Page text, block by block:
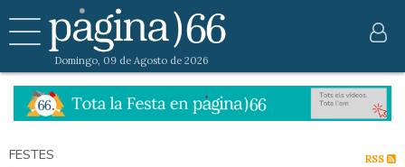
Domingo, 09 de Agosto de 2026
FESTES RSS